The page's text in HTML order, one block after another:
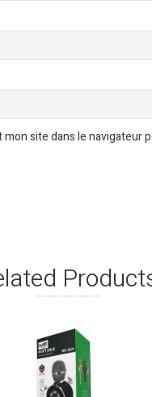
site dans le navigateur